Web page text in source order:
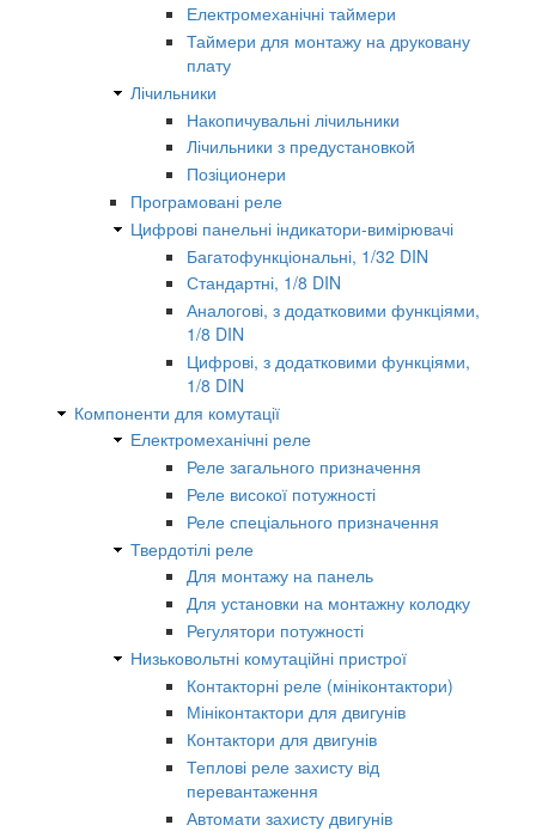
Електромеханічні таймери
Таймери для монтажу на друковану
плату
Лічильники
Накопичувальні лічильники
Лічильники з предустановкой
Позіционери
Програмовані реле
Цифрові панельні індикатори-вимірювачі
Багатофункціональні, 1/32 DIN
Стандартні, 1/8 DIN
Аналогові, з додатковими функціями,
1/8 DIN
Цифрові, з додатковими функціями,
1/8 DIN
Компоненти для комутації
Електромеханічні реле
Реле загального призначення
Реле високої потужності
Реле спеціального призначення
Твердотілі реле
Для монтажу на панель
Для установки на монтажну колодку
Регулятори потужності
Низьковольтні комутаційні пристрої
Контакторні реле (мініконтактори)
Мініконтактори для двигунів
Контактори для двигунів
Теплові реле захисту від
перевантаження
Автомати захисту двигунів